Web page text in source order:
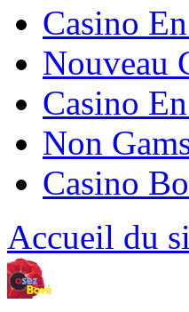
Casino
Nouveau
Casino
Non
Casino
Accueil du